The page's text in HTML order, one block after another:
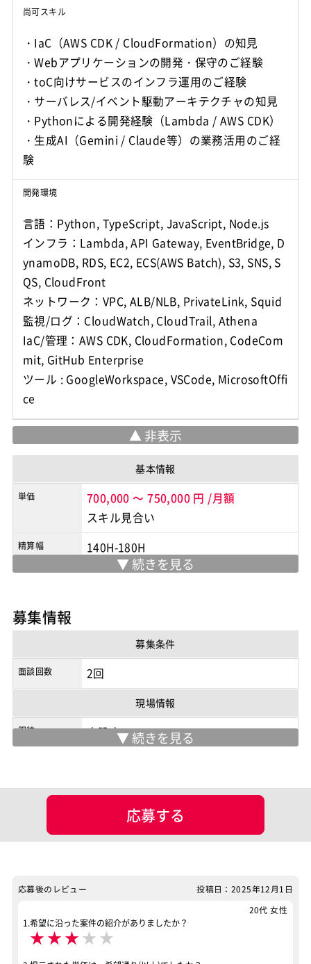
尚可スキル
・IaC（AWS CDK / CloudFormation）の知見
・Webアプリケーションの開発・保守のご経験
・toC向けサービスのインフラ運用のご経験
・サーバレス/イベント駆動アーキテクチャの知見
・Pythonによる開発経験（Lambda / AWS CDK）
・生成AI（Gemini / Claude等）の業務活用のご経
開発環境
言語：Python, TypeScript, JavaScript, Node.js
インフラ：Lambda, API Gateway, EventBridge, D
ynamoDB, RDS, EC2, ECS(AWS Batch), S3, SNS, S
QS, CloudFront
ネットワーク：VPC, ALB/NLB, PrivateLink, Squid
監視/ログ：CloudWatch, CloudTrail, Athena
IaC/管理：AWS CDK, CloudFormation, CodeCom
mit, GitHub Enterprise
ツール : GoogleWorkspace, VSCode, MicrosoftOffi
基本情報
単価 700,000 ～750,000 円 /月額
スキル見合い
精算幅 140H-180H
勤務地 基本リモート（出社の場合23区内）
契約形態
募集情報
募集条件
面談回数 2回
現場情報
服装 未設定
業界・業種
運用／監視担当 サーバーエンジニア
業務系エンジニア
スキル Python AWS
その他 服装自由
応募する
応募後のレビュー
投稿日：2025年12月1日
20代 女性
1.希望に沿った案件の紹介がありましたか？
★ ★ ★ ★ ★